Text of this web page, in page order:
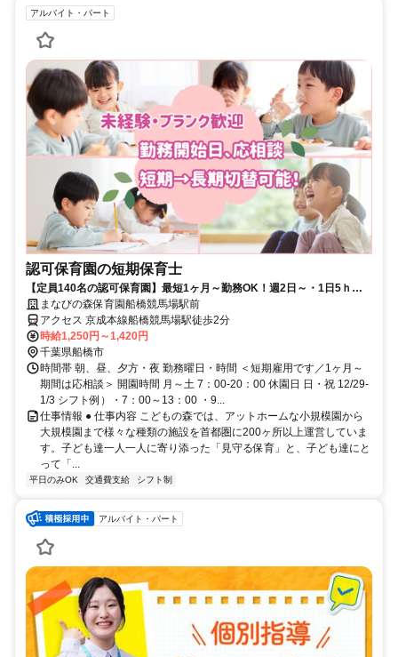
アルバイト・パート
認可保育園の短期保育士
【定員140名の認可保育園】最短1ヶ月～勤務OK！週2日～・1日5ｈ～
応相談★事前見学も大歓迎
まなびの森保育園船橋競馬場駅前
アクセス 京成本線船橋競馬場駅徒歩2分
時給1,250円～1,420円
千葉県船橋市
時間帯 朝、昼、夕方・夜 勤務曜日・時間 ＜短期雇用です／1ヶ月～
期間は応相談＞ 開園時間 月～土 7：00-20：00 休園日 日・祝 12/29-
1/3 シフト例）・7：00～13：00 ・9...
仕事情報 ● 仕事内容 こどもの森では、アットホームな小規模園から
大規模園まで様々な種類の施設を首都圏に200ヶ所以上運営していま
す。子ども達一人一人に寄り添った「見守る保育」と、子ども達にと
って「...
平日のみOK 交通費支給 シフト制
アルバイト・パート